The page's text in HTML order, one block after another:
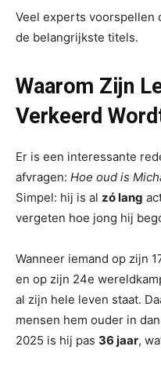
Veel experts voorspellen
de belangrijkste titels.
Waarom Zijn
Verkeerd
Er is een interessante
afvragen: Hoe oud is
Simpel: hij is al zó lang
vergeten hoe jong hij
Wanneer iemand op zijn
en op zijn 24e
al zijn hele leven staat.
mensen hem ouder in
2025 is hij pas 36 jaar,